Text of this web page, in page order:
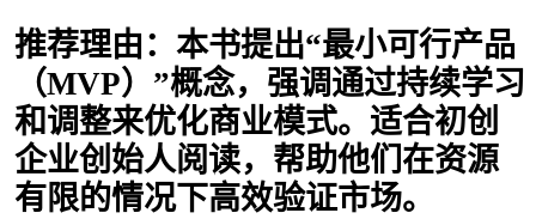
推荐理由：本书提出“最小可行产品
（MVP）”概念，强调通过持续学习
和调整来优化商业模式。适合初创
企业创始人阅读，帮助他们在资源
有限的情况下高效验证市场。